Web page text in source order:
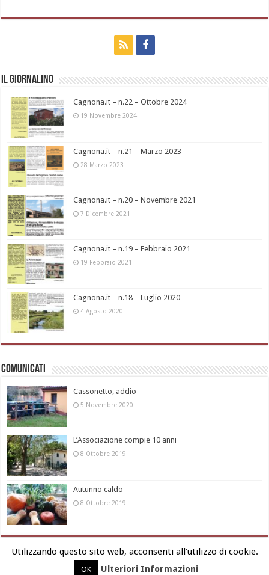
Il Giornalino
Cagnona.it – n.22 – Ottobre 2024
19 Novembre 2024
Cagnona.it – n.21 – Marzo 2023
28 Marzo 2023
Cagnona.it – n.20 – Novembre 2021
7 Dicembre 2021
Cagnona.it – n.19 – Febbraio 2021
19 Febbraio 2021
Cagnona.it – n.18 – Luglio 2020
4 Agosto 2020
Comunicati
Cassonetto, addio
5 Novembre 2020
L’Associazione compie 10 anni
8 Ottobre 2019
Autunno caldo
8 Ottobre 2019
Utilizzando questo sito web, acconsenti all'utilizzo di cookie.
OK Ulteriori Informazioni